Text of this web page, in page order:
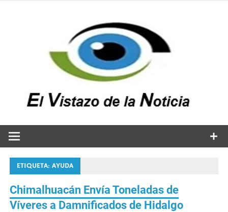
ETIQUETA:AYUDA
Chimalhuacán Envía Toneladas de
Víveres a Damnificados de Hidalgo